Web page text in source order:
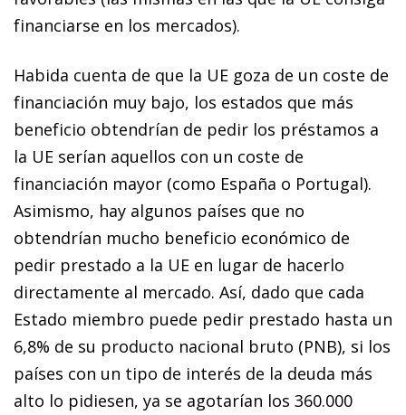
financiarse en los mercados).
Habida cuenta de que la UE goza de un coste de
financiación muy bajo, los estados que más
beneficio obtendrían de pedir los préstamos a
la UE serían aquellos con un coste de
financiación mayor (como España o Portugal).
Asimismo, hay algunos países que no
obtendrían mucho beneficio económico de
pedir prestado a la UE en lugar de hacerlo
directamente al mercado. Así, dado que cada
Estado miembro puede pedir prestado hasta un
6,8% de su producto nacional bruto (PNB), si los
países con un tipo de interés de la deuda más
alto lo pidiesen, ya se agotarían los 360.000